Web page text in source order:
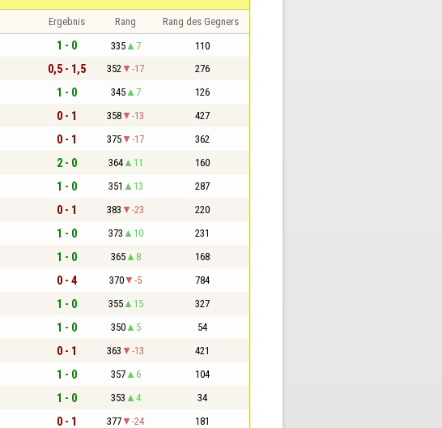
Ergebnis Rang Rang des Gegners
1 - 0 335 7 110
0,5 - 1,5 352 -17 276
1 - 0 345 7 126
0 - 1 358 -13 427
0 - 1 375 -17 362
2 - 0 364 11 160
1 - 0 351 13 287
0 - 1 383 -23 220
1 - 0 373 10 231
1 - 0 365 8 168
0 - 4 370 -5 784
1 - 0 355 15 327
1 - 0 350 5 54
0 - 1 363 -13 421
1 - 0 357 6 104
1 - 0 353 4 34
0 - 1 377 -24 181